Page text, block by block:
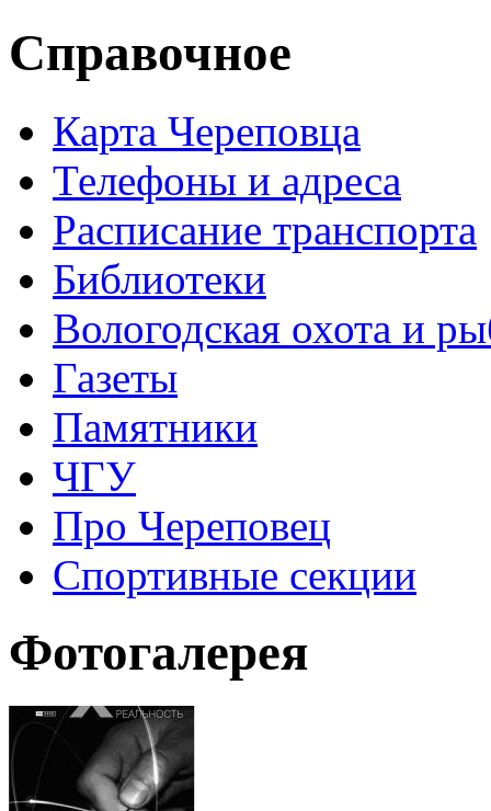
Справочное
Карта Череповца
Телефоны и адреса
Расписание транспорта
Библиотеки
Вологодская охота и
Газеты
Памятники
ЧГУ
Про Череповец
Спортивные секции
Фотогалерея